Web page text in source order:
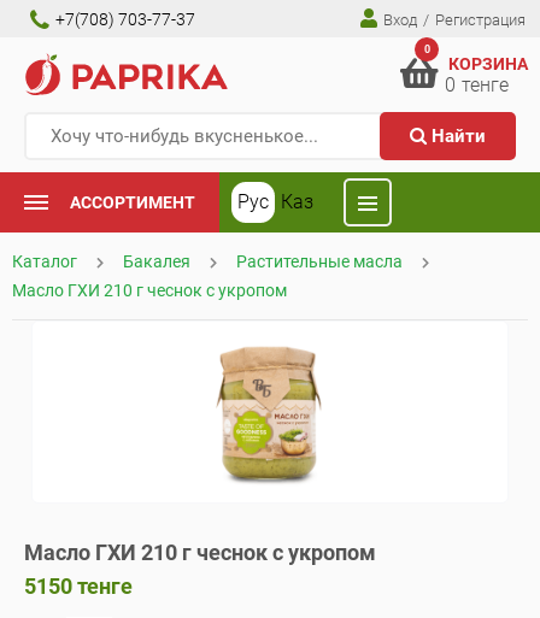
+7(708) 703-77-37 Вход / Регистрация
Найти
0
КОРЗИНА
0 тенге
АССОРТИМЕНТ Рус Каз
Каталог Бакалея
Растительные масла
Масло ГХИ 210 г чеснок с укропом
Масло ГХИ 210 г чеснок с укропом
5150тенге